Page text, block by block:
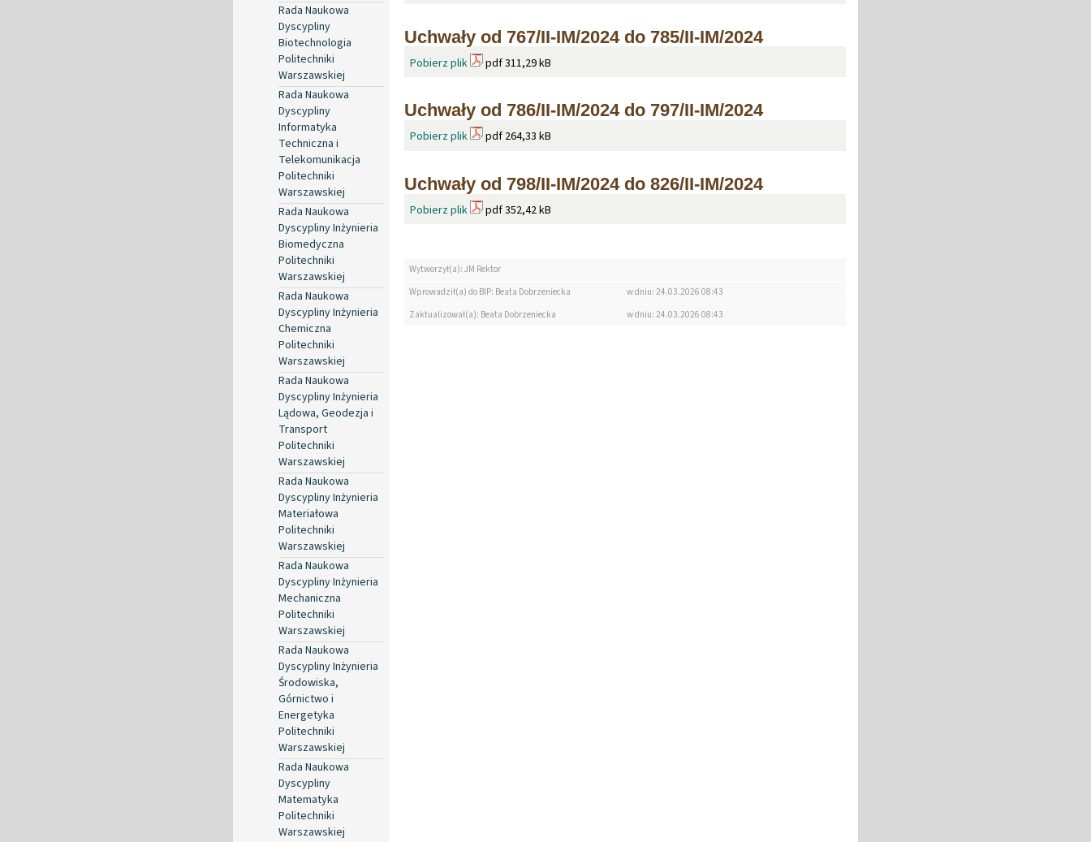
Rada Naukowa
Dyscypliny
Biotechnologia
Politechniki
Warszawskiej
Rada Naukowa
Dyscypliny
Informatyka
Techniczna i
Telekomunikacja
Politechniki
Warszawskiej
Rada Naukowa
Dyscypliny Inżynieria
Biomedyczna
Politechniki
Warszawskiej
Rada Naukowa
Dyscypliny Inżynieria
Chemiczna
Politechniki
Warszawskiej
Rada Naukowa
Dyscypliny Inżynieria
Lądowa, Geodezja i
Transport
Politechniki
Warszawskiej
Rada Naukowa
Dyscypliny Inżynieria
Materiałowa
Politechniki
Warszawskiej
Rada Naukowa
Dyscypliny Inżynieria
Mechaniczna
Politechniki
Warszawskiej
Rada Naukowa
Dyscypliny Inżynieria
Środowiska,
Górnictwo i
Energetyka
Politechniki
Warszawskiej
Rada Naukowa
Dyscypliny
Matematyka
Politechniki
Warszawskiej
Uchwały od 767/II-IM/2024 do 785/II-IM/2024
Pobierz plik pdf 311,29 kB
Uchwały od 786/II-IM/2024 do 797/II-IM/2024
Pobierz plik pdf 264,33 kB
Uchwały od 798/II-IM/2024 do 826/II-IM/2024
Pobierz plik pdf 352,42 kB
Wytworzył(a): JM Rektor
Wprowadził(a) do BIP: Beata Dobrzeniecka
w dniu: 24.03.2026 08:43
Zaktualizował(a): Beata Dobrzeniecka
w dniu: 24.03.2026 08:43